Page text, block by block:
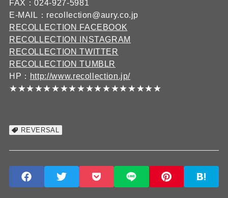
FAX：024-927-5981
E-MAIL：recollection@aury.co.jp
RECOLLECTION FACEBOOK
RECOLLECTION INSTAGRAM
RECOLLECTION TWITTER
RECOLLECTION TUMBLR
HP： http://www.recollection.jp/
★★★★★★★★★★★★★★★★★★
REVERSAL